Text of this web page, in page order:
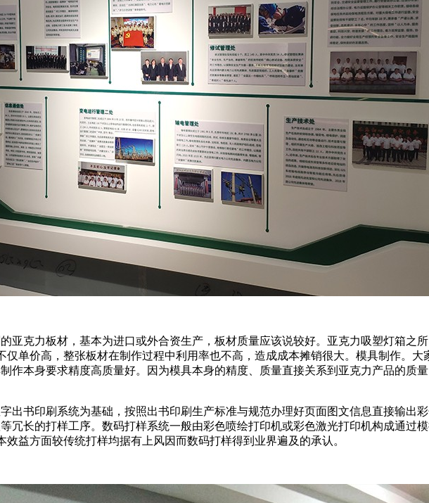
亚克力板材，基本为进口或外合资生产，板材质量应该说较好。亚克力吸塑灯箱之
仅单价高，整张板材在制作过程中利用率也不高，造成成本摊销很大。模具制作。
作本身要求精度高质量好。因为模具本身的精度、质量直接关系到亚克力产品的质
出书印刷系统为基础，按照出书印刷生产标准与规范办理好页面图文信息直接输出
冗长的打样工序。数码打样系统一般由彩色喷绘打印机或彩色激光打印机构成通过
益方面较传统打样均据有上风因而数码打样得到业界遍及的承认。